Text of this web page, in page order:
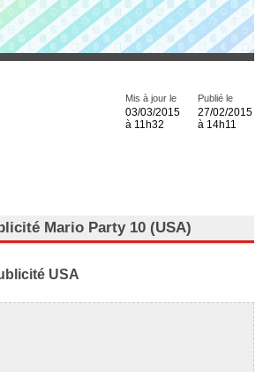
Publié le
27/02/2015
à 14h11
Mis à jour le
03/03/2015
à 11h32
Mario Party 10 (USA)
USA